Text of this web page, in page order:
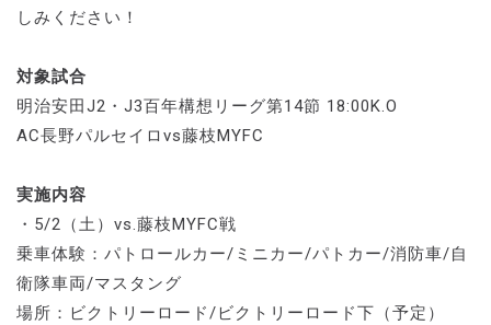
しみください！
対象試合
明治安田J2・J3百年構想リーグ第14節 18:00K.O
AC長野パルセイロvs藤枝MYFC
実施内容
・5/2（土）vs.藤枝MYFC戦
乗車体験：パトロールカー/ミニカー/パトカー/消防車/自
衛隊車両/マスタング
場所：ビクトリーロード/ビクトリーロード下（予定）